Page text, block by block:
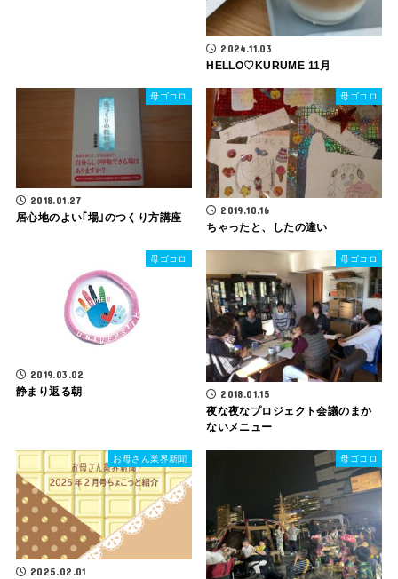
2024.11.03
HELLO♡KURUME 11月
母ゴコロ
2018.01.27
居心地のよい｢場｣のつくり方講座
母ゴコロ
2019.10.16
ちゃったと、したの違い
母ゴコロ
2019.03.02
静まり返る朝
母ゴコロ
2018.01.15
夜な夜なプロジェクト会議のまか
ないメニュー
お母さん業界新聞
2025.02.01
母ゴコロ